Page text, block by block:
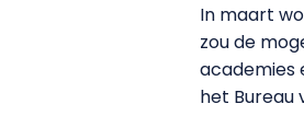
In maart
zou de
academies
het Bureau